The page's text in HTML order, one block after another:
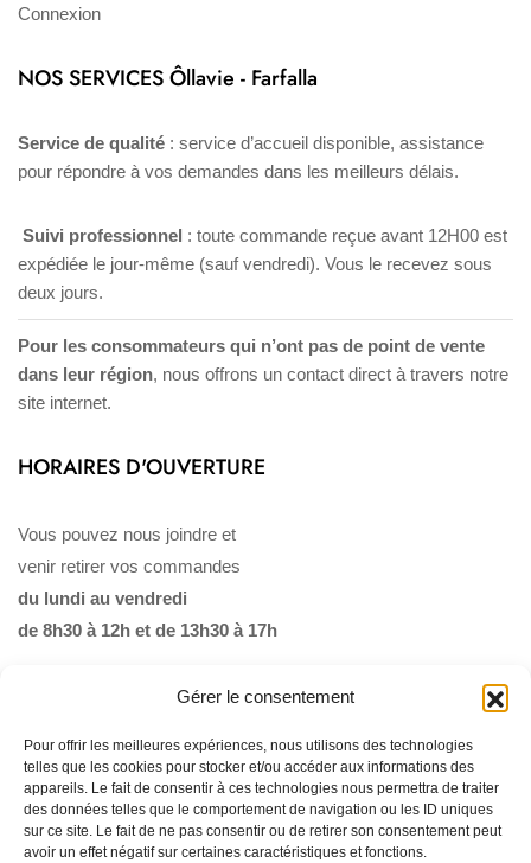
Gérer le consentement
Pour offrir les meilleures expériences, nous utilisons des technologies
telles que les cookies pour stocker et/ou accéder aux informations des
appareils. Le fait de consentir à ces technologies nous permettra de traiter
des données telles que le comportement de navigation ou les ID uniques
sur ce site. Le fait de ne pas consentir ou de retirer son consentement peut
avoir un effet négatif sur certaines caractéristiques et fonctions.
Connexion
NOS SERVICES Ôllavie - Farfalla
Service de qualité : service d’accueil disponible, assistance
pour répondre à vos demandes dans les meilleurs délais.
Suivi professionnel : toute commande reçue avant 12H00 est
expédiée le jour-même (sauf vendredi). Vous le recevez sous
deux jours.
Pour les consommateurs qui n’ont pas de point de vente
dans leur région, nous offrons un contact direct à travers notre
site internet.
HORAIRES D'OUVERTURE
Vous pouvez nous joindre et
venir retirer vos commandes
du lundi au vendredi
de 8h30 à 12h et de 13h30 à 17h
Qui sommes-nous ? Politique de confidentialité